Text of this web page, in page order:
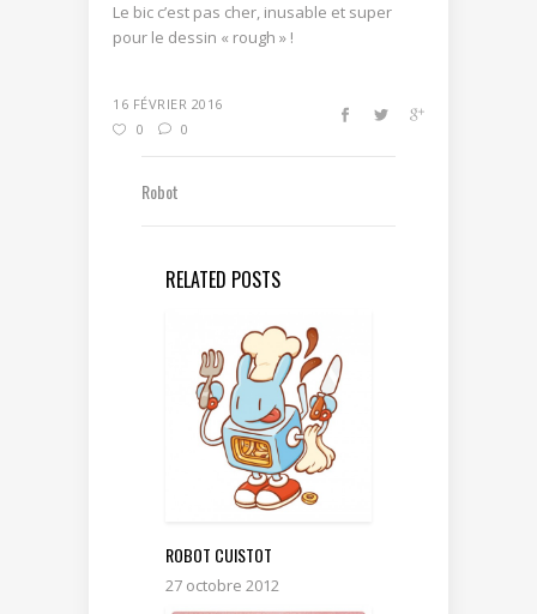
Le bic c’est pas cher, inusable et super
pour le dessin « rough » !
16 FÉVRIER 2016
0
0
Robot
RELATED POSTS
ROBOT CUISTOT
27 octobre 2012